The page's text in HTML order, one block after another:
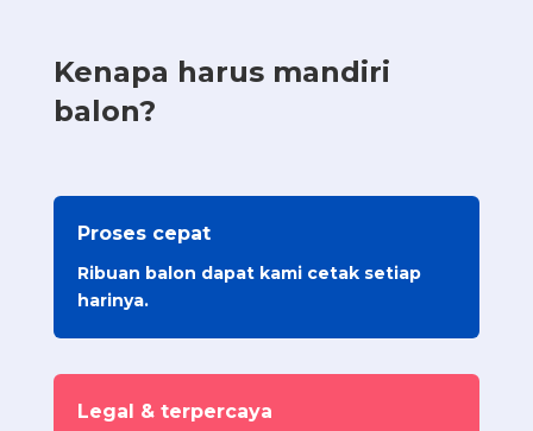
Kenapa harus mandiri
balon?
Proses cepat
Ribuan balon dapat kami cetak setiap
harinya.
Legal & terpercaya